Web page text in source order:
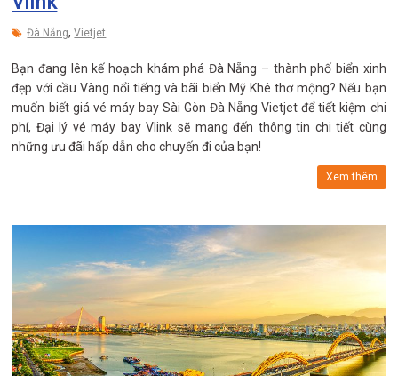
Đà Nẵng,Vietjet
Bạn đang lên kế hoạch khám phá Đà Nẵng – thành phố biển xinh
đẹp với cầu Vàng nổi tiếng và bãi biển Mỹ Khê thơ mộng? Nếu bạn
muốn biết giá vé máy bay Sài Gòn Đà Nẵng Vietjet để tiết kiệm chi
phí, Đại lý vé máy bay Vlink sẽ mang đến thông tin chi tiết cùng
những ưu đãi hấp dẫn cho chuyến đi của bạn!
Xem thêm